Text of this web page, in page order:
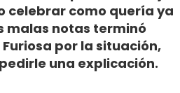
celebrar como quería ya
malas notas terminó
por la situación,
una explicación.